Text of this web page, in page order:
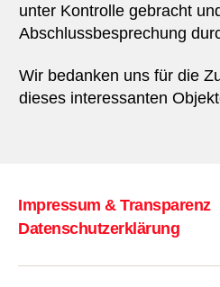
unter Kontrolle gebracht
Abschlussbesprechung
Wir bedanken uns für die
dieses interessanten
Impressum & Transparenz
Datenschutzerklärung